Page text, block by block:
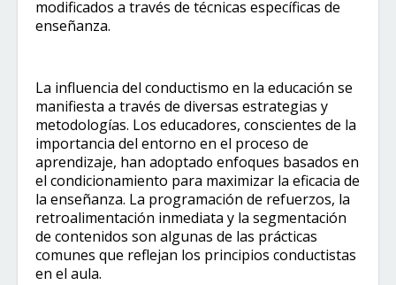
modificados a través de técnicas específicas de
enseñanza.
La influencia del conductismo en la educación se
manifiesta a través de diversas estrategias y
metodologías. Los educadores, conscientes de la
importancia del entorno en el proceso de
aprendizaje, han adoptado enfoques basados en
el condicionamiento para maximizar la eficacia de
la enseñanza. La programación de refuerzos, la
retroalimentación inmediata y la segmentación
de contenidos son algunas de las prácticas
comunes que reflejan los principios conductistas
en el aula.